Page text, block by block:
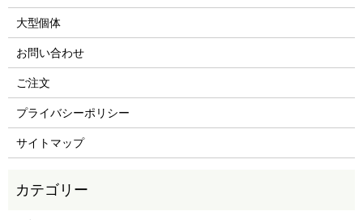
大型個体
お問い合わせ
ご注文
プライバシーポリシー
サイトマップ